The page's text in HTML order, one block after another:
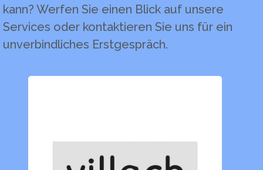
kann? Werfen Sie einen Blick auf unsere
Services oder kontaktieren Sie uns für ein
unverbindliches Erstgespräch.